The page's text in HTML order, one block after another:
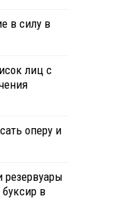
в силу в
лиц с
оперу и
резервуары
в